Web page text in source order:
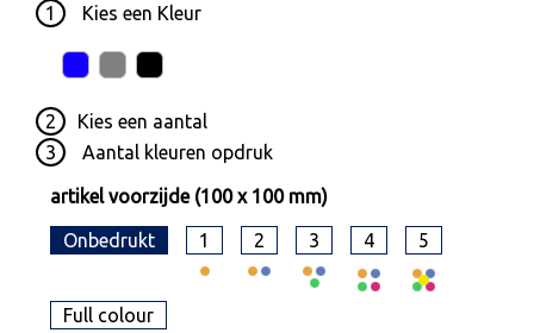
1 Kies een Kleur
2 Kies een aantal
3
Aantal kleuren opdruk
artikel voorzijde (100 x 100 mm)
Onbedrukt 1 2 3 4 5
Full colour